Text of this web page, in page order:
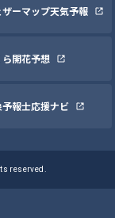
ザーマップ天気予報
ら開花予想
予報士応援ナビ
reserved.